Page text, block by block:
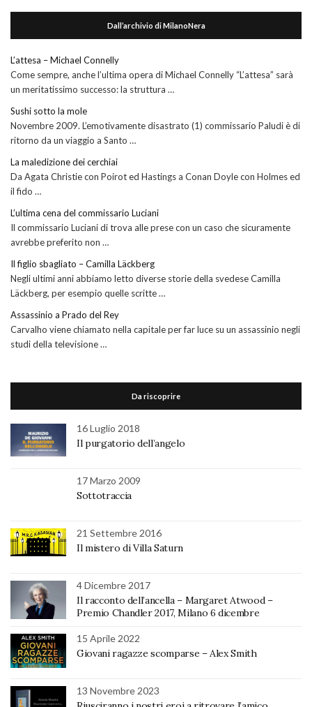
Dall’archivio di MilanoNera
L’attesa – Michael Connelly
Come sempre, anche l’ultima opera di Michael Connelly “L’attesa” sarà
un meritatissimo successo: la struttura …
Sushi sotto la mole
Novembre 2009. L’emotivamente disastrato (1) commissario Paludi è di
ritorno da un viaggio a Santo …
La maledizione dei cerchiai
Da Agata Christie con Poirot ed Hastings a Conan Doyle con Holmes ed
il fido …
L’ultima cena del commissario Luciani
Il commissario Luciani di trova alle prese con un caso che sicuramente
avrebbe preferito non …
Il figlio sbagliato – Camilla Läckberg
Negli ultimi anni abbiamo letto diverse storie della svedese Camilla
Läckberg, per esempio quelle scritte …
Assassinio a Prado del Rey
Carvalho viene chiamato nella capitale per far luce su un assassinio negli
studi della televisione …
Da riscoprire
16 Luglio 2018
Il purgatorio dell’angelo
17 Marzo 2009
Sottotraccia
21 Settembre 2016
Il mistero di Villa Saturn
4 Dicembre 2017
Il racconto dell’ancella – Margaret Atwood –
Premio Chandler 2017, Milano 6 dicembre
15 Aprile 2022
Giovani ragazze scomparse – Alex Smith
13 Novembre 2023